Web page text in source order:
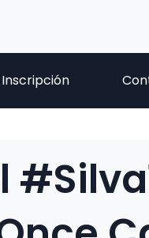
Inscripción